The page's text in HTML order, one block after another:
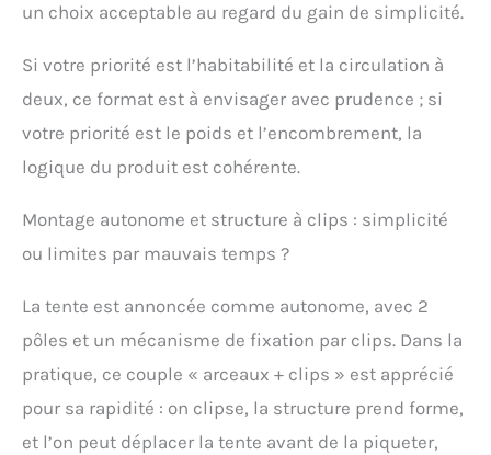
un choix acceptable au regard du gain de simplicité.
Si votre priorité est l’habitabilité et la circulation à
deux, ce format est à envisager avec prudence ; si
votre priorité est le poids et l’encombrement, la
logique du produit est cohérente.
Montage autonome et structure à clips : simplicité
ou limites par mauvais temps ?
La tente est annoncée comme autonome, avec 2
pôles et un mécanisme de fixation par clips. Dans la
pratique, ce couple « arceaux + clips » est apprécié
pour sa rapidité : on clipse, la structure prend forme,
et l’on peut déplacer la tente avant de la piqueter,